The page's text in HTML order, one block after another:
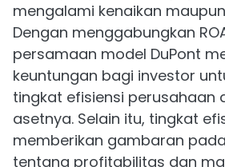
mengalami kenaikan
Dengan menggabungkan
persamaan model DuPont
keuntungan bagi investor
tingkat efisiensi perusahaan
asetnya. Selain itu, tingkat
memberikan gambaran
tentang profitabilitas dan